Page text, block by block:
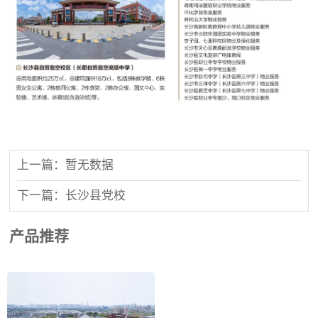
上一篇：暂无数据
下一篇：长沙县党校
产品推荐